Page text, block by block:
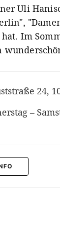
Uli
Im
24,
–